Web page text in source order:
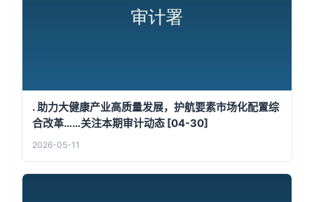
. 助力大健康产业高质量发展，护航要素市场化配置综
合改革……关注本期审计动态 [04-30]
2026-05-11